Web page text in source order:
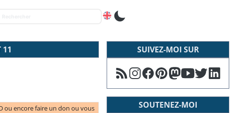
11
ou encore faire un don ou vous
SUIVEZ-MOI SUR
SOUTENEZ-MOI